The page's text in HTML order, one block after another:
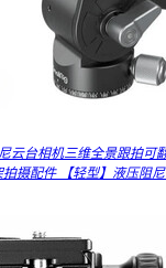
云台相机三维全景跟拍可
摄配件 【轻型】液压阻尼